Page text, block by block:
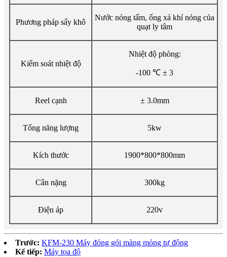
Phương pháp sấy khô
Nước nóng tấm, ống xả khí nóng của
quạt ly tâm
Kiểm soát nhiệt độ
Nhiệt độ phòng:
-100 ℃ ± 3
Reel cạnh ± 3.0mm
Tổng năng lượng 5kw
Kích thước 1900*800*800mm
Cân nặng 300kg
Điện áp 220v
Trước: KFM-230 Máy đóng gói màng mỏng tự động
Kế tiếp: Máy tọa độ